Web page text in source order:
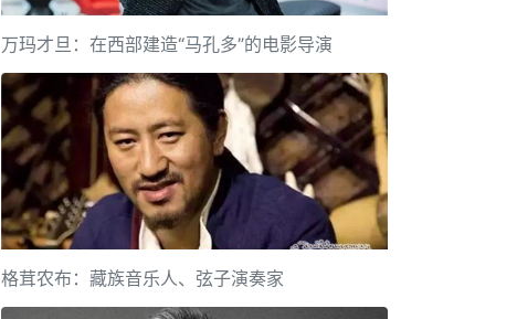
万玛才旦：在西部建造“马孔多”的电影导演
格茸农布：藏族音乐人、弦子演奏家